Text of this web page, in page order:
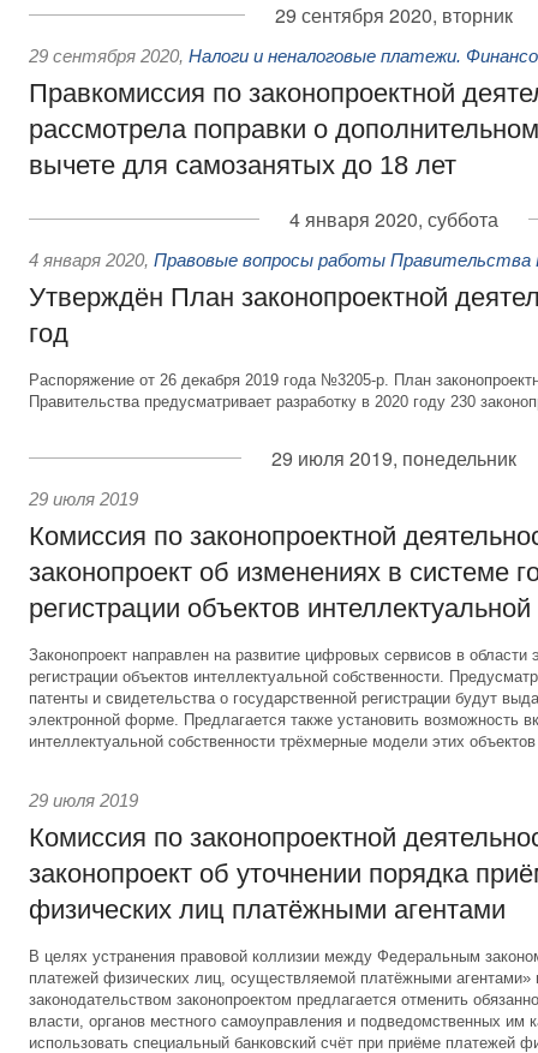
29 сентября 2020, вторник
29 сентября 2020, Налоги и неналоговые платежи.
Правкомиссия по законопроектной
рассмотрела поправки о
вычете для самозанятых до 18 лет
4 января 2020, суббота
4 января 2020, Правовые вопросы работы Правительства
Утверждён План законопроектной
год
Распоряжение от 26 декабря 2019 года №3205-р. План
Правительства предусматривает разработку в 2020 году 230
29 июля 2019, понедельник
29 июля 2019
Комиссия по законопроектной
законопроект об изменениях в системе
регистрации объектов
Законопроект направлен на развитие цифровых сервисов в области
регистрации объектов интеллектуальной собственности.
патенты и свидетельства о государственной регистрации будут
электронной форме. Предлагается также установить возможность
интеллектуальной собственности трёхмерные модели этих
29 июля 2019
Комиссия по законопроектной
законопроект об уточнении порядка
физических лиц платёжными агентами
В целях устранения правовой коллизии между Федеральным
платежей физических лиц, осуществляемой платёжными
законодательством законопроектом предлагается отменить
власти, органов местного самоуправления и подведомственных им
использовать специальный банковский счёт при приёме платежей